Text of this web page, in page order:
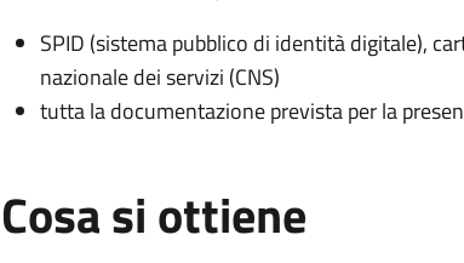
SPID (sistema pubblico di identità digitale),
nazionale dei servizi (CNS)
tutta la documentazione prevista per la
Cosa si ottiene